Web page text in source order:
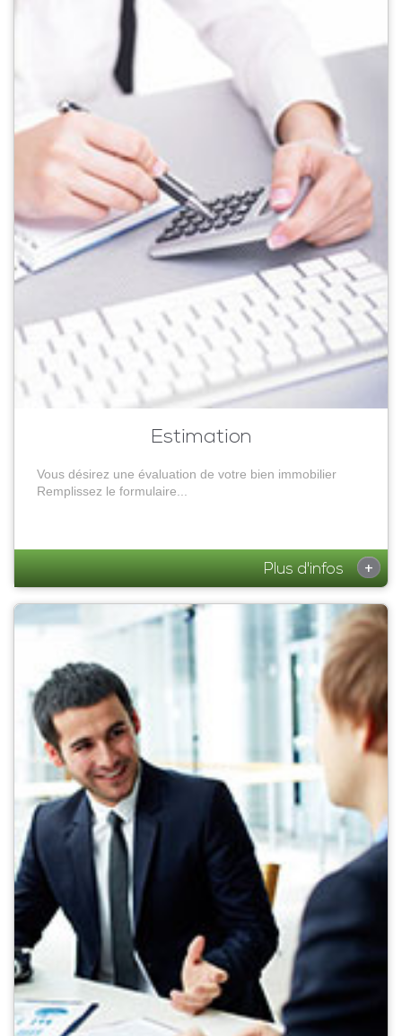
Estimation
Vous désirez une évaluation de votre bien immobilier
Remplissez le formulaire...
Plus d'infos +